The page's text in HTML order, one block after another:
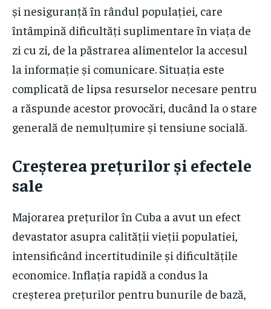
și nesiguranță în rândul populației, care
întâmpină dificultăți suplimentare în viața de
zi cu zi, de la păstrarea alimentelor la accesul
la informație și comunicare. Situația este
complicată de lipsa resurselor necesare pentru
a răspunde acestor provocări, ducând la o stare
generală de nemulțumire și tensiune socială.
Creșterea prețurilor și efectele
sale
Majorarea prețurilor în Cuba a avut un efect
devastator asupra calității vieții populatiei,
intensificând incertitudinile și dificultățile
economice. Inflația rapidă a condus la
creșterea prețurilor pentru bunurile de bază,